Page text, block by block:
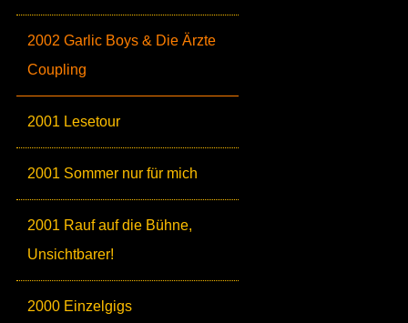
2002 Garlic Boys & Die Ärzte
Coupling
2001 Lesetour
2001 Sommer nur für mich
2001 Rauf auf die Bühne,
Unsichtbarer!
2000 Einzelgigs